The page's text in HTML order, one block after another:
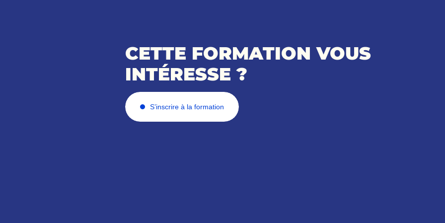
CETTE FORMATION VOUS
INTÉRESSE ?
S’inscrire à la formation